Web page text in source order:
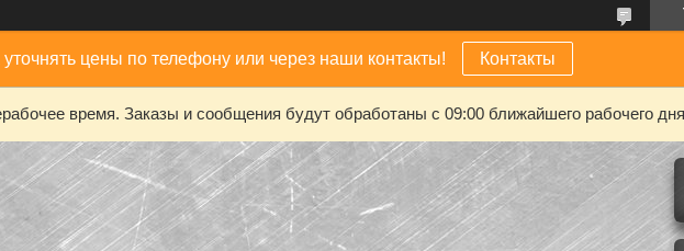
цены по телефону или через наши контакты! Контакты
время. Заказы и сообщения будут обработаны с 09:00 ближайшего рабочего